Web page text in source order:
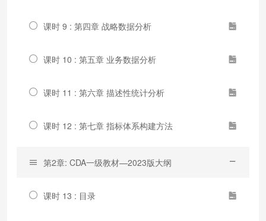
课时 9 : 第四章 战略数据分析
课时 10 : 第五章 业务数据分析
课时 11 : 第六章 描述性统计分析
课时 12 : 第七章 指标体系构建方法
第2章: CDA一级教材—2023版大纲
课时 13 : 目录